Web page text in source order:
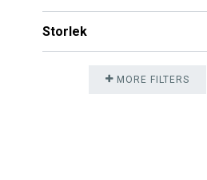
Storlek
MORE FILTERS